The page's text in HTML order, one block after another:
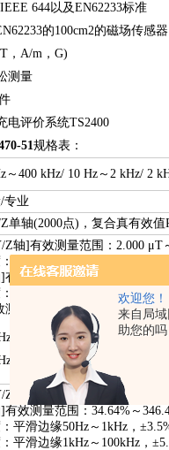
欢迎您！
来自局
助您的吗
644以及EN62233标准
的100cm2的磁场传感器
，A/m，G)
测量
电评价系统TS2400
51规格表：
～400 kHz/ 10 Hz～2 kHz/ 2
专业
单轴(2000点)，复合真有效
Z轴]有效测量范围：2.000 μT
±3.5% rdg. ±0.5% f.s.
有效测量范围：3.464 μT～
±3.5% rdg. ±0.5% f.s.
测量频率范围] 10Hz-400kHz
2kHz模式时: 50Hz～1kHz
400kHz模式时: 5kHz～100kHz
Z轴]有效测量范围：20.00%～
有效测量范围：34.64%～
平滑边缘50Hz～1kHz，
平滑边缘1kHz～100kHz，